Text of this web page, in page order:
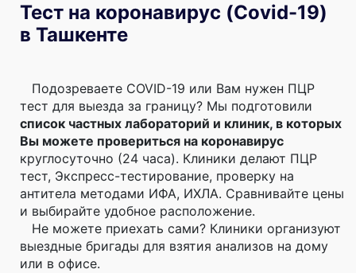
Тест на коронавирус (Covid-19)
в Ташкенте
Подозреваете COVID-19 или Вам нужен ПЦР
тест для выезда за границу? Мы подготовили
список частных лабораторий и клиник, в которых
Вы можете провериться на коронавирус
круглосуточно (24 часа). Клиники делают ПЦР
тест, Экспресс-тестирование, проверку на
антитела методами ИФА, ИХЛА. Сравнивайте цены
и выбирайте удобное расположение.
Не можете приехать сами? Клиники организуют
выездные бригады для взятия анализов на дому
или в офисе.